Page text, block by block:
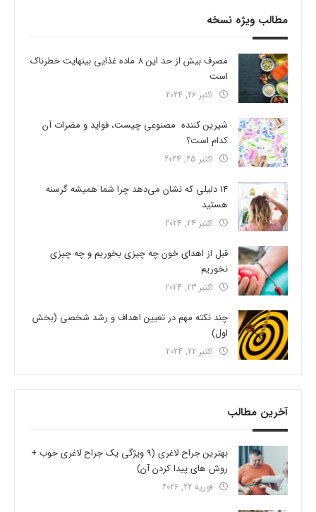
مطالب ویژه نسخه
مصرف بیش از حد این 8 ماده غذایی بینهایت خطرناک
است
اکتبر 26, 2024
شیرین کننده مصنوعی چیست، فواید و مضرات آن
کدام است؟
اکتبر 25, 2024
14 دلیلی که نشان می‌دهد چرا شما همیشه گرسنه
هستید
اکتبر 24, 2024
قبل از اهدای خون چه چیزی بخوریم و چه چیزی
نخوریم
اکتبر 23, 2024
چند نکته مهم در تعیین اهداف و رشد شخصی (بخش
اول)
اکتبر 22, 2024
آخرین مطالب
بهترین جراح لاغری (9 ویژگی یک جراح لاغری خوب +
روش های پیدا کردن آن)
فوریه 22, 2026